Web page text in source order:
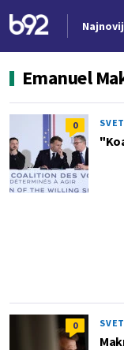
Emanuel
0 SVET
0 SVET